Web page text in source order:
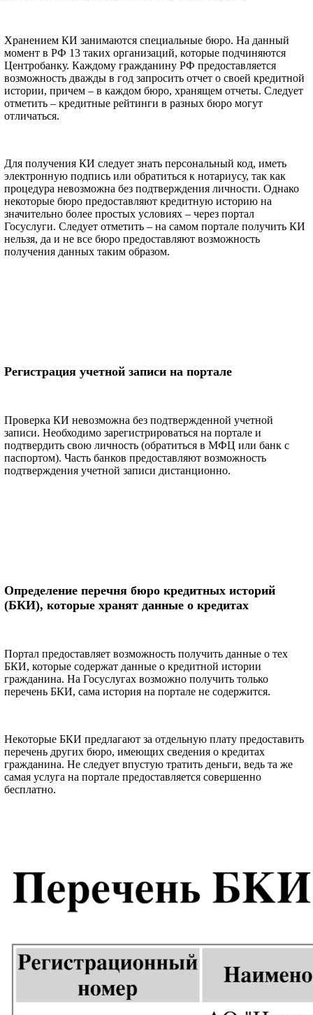
Хранением КИ занимаются специальные бюро. На данный
момент в РФ 13 таких организаций, которые подчиняются
Центробанку. Каждому гражданину РФ предоставляется
возможность дважды в год запросить отчет о своей кредитной
истории, причем – в каждом бюро, хранящем отчеты. Следует
отметить – кредитные рейтинги в разных бюро могут
отличаться.
Для получения КИ следует знать персональный код, иметь
электронную подпись или обратиться к нотариусу, так как
процедура невозможна без подтверждения личности. Однако
некоторые бюро предоставляют кредитную историю на
значительно более простых условиях – через портал
Госуслуги. Следует отметить – на самом портале получить КИ
нельзя, да и не все бюро предоставляют возможность
получения данных таким образом.
Регистрация учетной записи на портале
Проверка КИ невозможна без подтвержденной учетной
записи. Необходимо зарегистрироваться на портале и
подтвердить свою личность (обратиться в МФЦ или банк с
паспортом). Часть банков предоставляют возможность
подтверждения учетной записи дистанционно.
Определение перечня бюро кредитных историй
(БКИ), которые хранят данные о кредитах
Портал предоставляет возможность получить данные о тех
БКИ, которые содержат данные о кредитной истории
гражданина. На Госуслугах возможно получить только
перечень БКИ, сама история на портале не содержится.
Некоторые БКИ предлагают за отдельную плату предоставить
перечень других бюро, имеющих сведения о кредитах
гражданина. Не следует впустую тратить деньги, ведь та же
самая услуга на портале предоставляется совершенно
бесплатно.